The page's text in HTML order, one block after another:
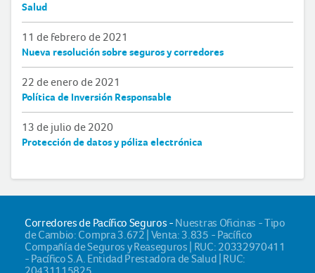
Salud
11 de febrero de 2021
Nueva resolución sobre seguros y corredores
22 de enero de 2021
Política de Inversión Responsable
13 de julio de 2020
Protección de datos y póliza electrónica
Corredores de Pacífico Seguros - Nuestras Oficinas - Tipo
de Cambio: Compra 3.672 | Venta: 3.835 - Pacífico
Compañía de Seguros y Reaseguros | RUC: 20332970411
- Pacífico S.A. Entidad Prestadora de Salud | RUC: